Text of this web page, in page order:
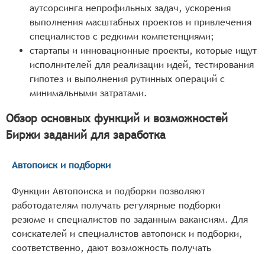
аутсорсинга непрофильных задач, ускорения
выполнения масштабных проектов и привлечения
специалистов с редкими компетенциями;
стартапы и инновационные проекты, которые ищут
исполнителей для реализации идей, тестирования
гипотез и выполнения рутинных операций с
минимальными затратами.
Обзор основных функций и возможностей
Биржи заданий для заработка
Автопоиск и подборки
Функции Автопоиска и подборки позволяют
работодателям получать регулярные подборки
резюме и специалистов по заданным вакансиям. Для
соискателей и специалистов автопоиск и подборки,
соответственно, дают возможность получать